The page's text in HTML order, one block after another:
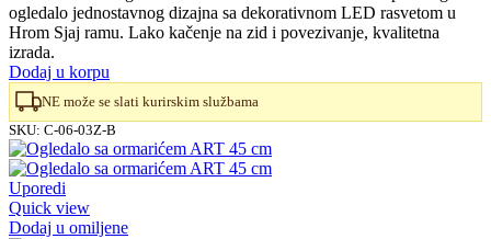
je
bila:
je:
35.700,00 RSD.
ogledalo jednostavnog dizajna sa dekorativnom LED rasvetom u
Hrom Sjaj ramu. Lako kačenje na zid i povezivanje, kvalitetna
izrada.
Dodaj u korpu
NE može se slati kurirskim službama
SKU: C-06-03Z-B
Uporedi
Quick view
Dodaj u omiljene